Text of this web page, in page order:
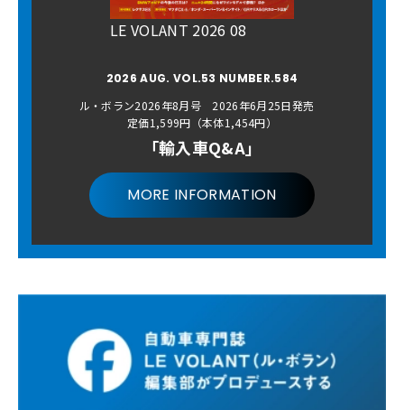
LE VOLANT 2026 08
2026 AUG. VOL.53 NUMBER.584
ル・ボラン2026年8月号 2026年6月25日発売
定価1,599円（本体1,454円）
「輸入車Q&A」
MORE INFORMATION